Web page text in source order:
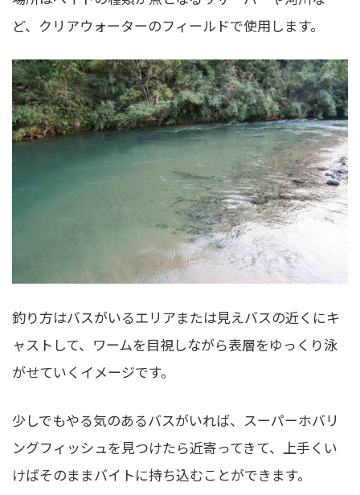
ど、クリアウォーターのフィールドで使用します。
釣り方はバスがいるエリアまたは見えバスの近くにキ
ャストして、ワームを目視しながら表層をゆっくり泳
がせていくイメージです。
少しでもやる気のあるバスがいれば、スーパーホバリ
ングフィッシュを見つけたら近寄ってきて、上手くい
けばそのままバイトに持ち込むことができます。